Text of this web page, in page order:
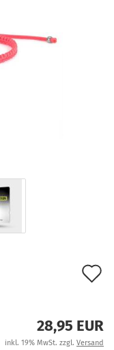
28,95 EUR
inkl. 19% MwSt. zzgl. Versand